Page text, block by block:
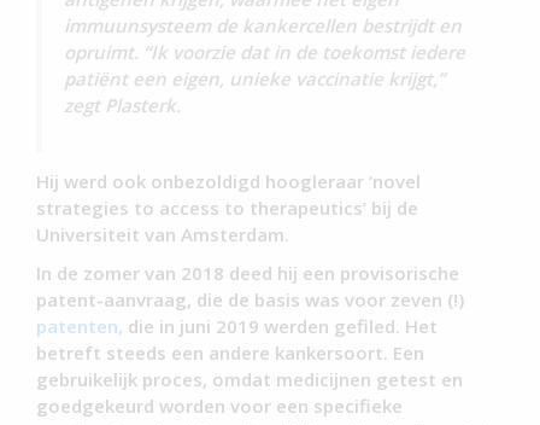
immuunsysteem de kankercellen bestrijdt en
opruimt. “Ik voorzie dat in de toekomst iedere
patiënt een eigen, unieke vaccinatie krijgt,”
zegt Plasterk.
Hij werd ook onbezoldigd hoogleraar ‘novel
strategies to access to therapeutics’ bij de
Universiteit van Amsterdam.
In de zomer van 2018 deed hij een provisorische
patent-aanvraag, die de basis was voor zeven (!)
patenten, die in juni 2019 werden gefiled. Het
betreft steeds een andere kankersoort. Een
gebruikelijk proces, omdat medicijnen getest en
goedgekeurd worden voor een specifieke